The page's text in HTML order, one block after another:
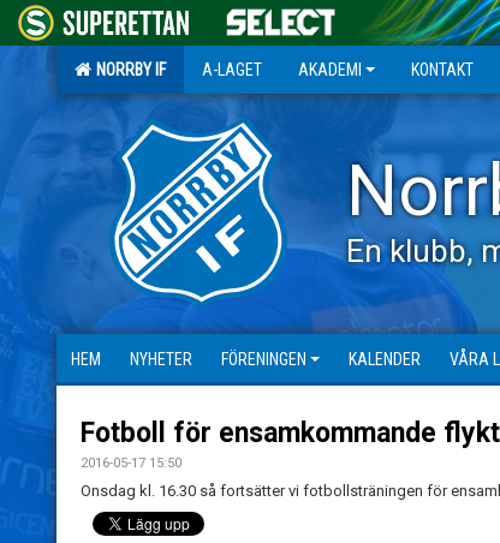
NORRBY IF A-LAGET AKADEMI KONTAKT
En klubb,
HEM NYHETER FÖRENINGEN KALENDER VÅRA
Fotboll för ensamkommande
2016-05-17 15:50
Onsdag kl. 16.30 så fortsätter vi fotbollsträningen för